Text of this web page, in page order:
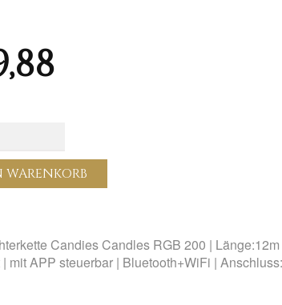
Candies Candles RGB 200 |
mit APP steuerbar | Bluetooth+WiFi |